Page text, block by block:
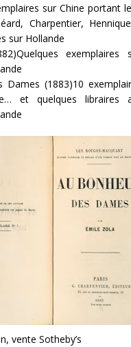
sur Chine portant
Charpentier,
sur Hollande
exemplaires
Dames (1883)10
et quelques libraires
vente Sotheby’s